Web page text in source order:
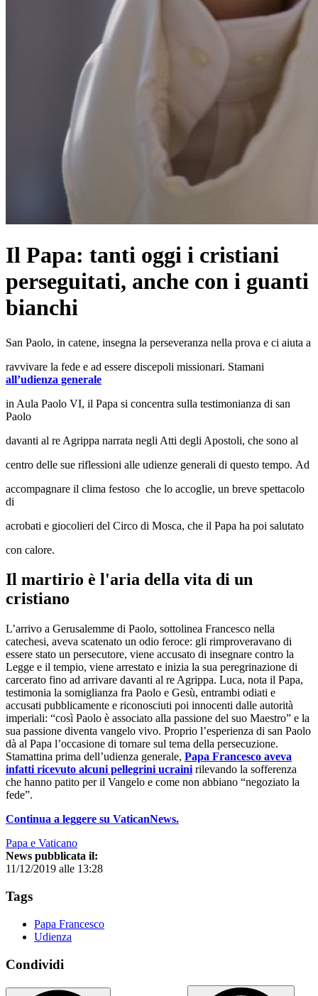
Il Papa: tanti oggi i cristiani
perseguitati, anche con i guanti
bianchi
San Paolo, in catene, insegna la perseveranza nella prova e ci aiuta a
ravvivare la fede e ad essere discepoli missionari. Stamani
all’udienza generale
in Aula Paolo VI, il Papa si concentra sulla testimonianza di san
Paolo
davanti al re Agrippa narrata negli Atti degli Apostoli, che sono al
centro delle sue riflessioni alle udienze generali di questo tempo. Ad
accompagnare il clima festoso che lo accoglie, un breve spettacolo
di
acrobati e giocolieri del Circo di Mosca, che il Papa ha poi salutato
con calore.
Il martirio è l'aria della vita di un
cristiano
L’arrivo a Gerusalemme di Paolo, sottolinea Francesco nella
catechesi, aveva scatenato un odio feroce: gli rimproveravano di
essere stato un persecutore, viene accusato di insegnare contro la
Legge e il tempio, viene arrestato e inizia la sua peregrinazione di
carcerato fino ad arrivare davanti al re Agrippa. Luca, nota il Papa,
testimonia la somiglianza fra Paolo e Gesù, entrambi odiati e
accusati pubblicamente e riconosciuti poi innocenti dalle autorità
imperiali: “così Paolo è associato alla passione del suo Maestro” e la
sua passione diventa vangelo vivo. Proprio l’esperienza di san Paolo
dà al Papa l’occasione di tornare sul tema della persecuzione.
Stamattina prima dell’udienza generale, Papa Francesco aveva
infatti ricevuto alcuni pellegrini ucraini rilevando la sofferenza
che hanno patito per il Vangelo e come non abbiano “negoziato la
fede”.
Continua a leggere su VaticanNews.
Papa e Vaticano
News pubblicata il:
11/12/2019 alle 13:28
Tags
Papa Francesco
Udienza
Condividi